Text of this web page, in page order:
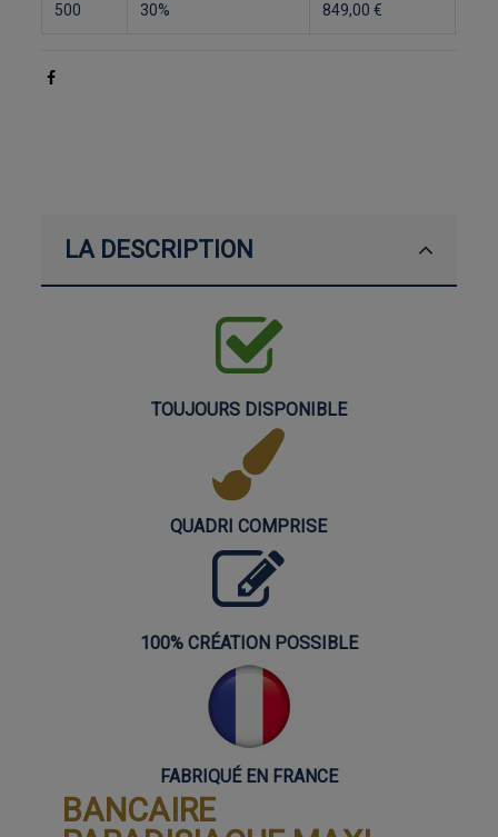
500 30% 849,00 €
LA DESCRIPTION
TOUJOURS DISPONIBLE
QUADRI COMPRISE
100% CRÉATION POSSIBLE
FABRIQUÉ EN FRANCE
BANCAIRE